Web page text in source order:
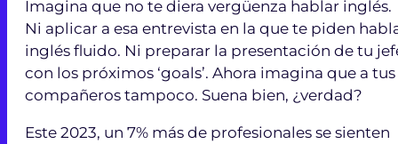
Imagina que no te diera vergüenza hablar inglés.
Ni aplicar a esa entrevista en la que te piden
inglés fluido. Ni preparar la presentación de tu
con los próximos ‘goals’. Ahora imagina que a tus
compañeros tampoco. Suena bien, ¿verdad?
Este 2023, un 7% más de profesionales se sienten